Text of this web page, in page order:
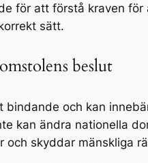
för att förstå kraven
sätt.
beslut
bindande och kan
kan ändra nationella
och skyddar mänskliga